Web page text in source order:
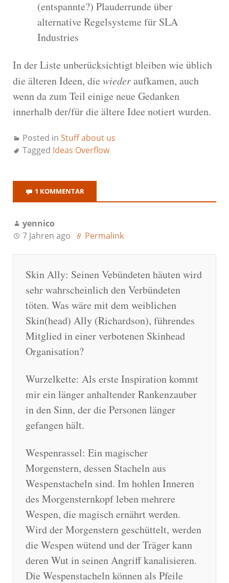
(entspannte?) Plauderrunde über
alternative Regelsysteme für SLA
Industries
In der Liste unberücksichtigt bleiben wie üblich
die älteren Ideen, die wiederaufkamen, auch
wenn da zum Teil einige neue Gedanken
innerhalb der/für die ältere Idee notiert wurden.
Posted in Stuff about us
Tagged Ideas Overflow
1 KOMMENTAR
yennico
7 Jahren ago
Permalink
Skin Ally: Seinen Vebündeten häuten wird
sehr wahrscheinlich den Verbündeten
töten. Was wäre mit dem weiblichen
Skin(head) Ally (Richardson), führendes
Mitglied in einer verbotenen Skinhead
Organisation?
Wurzelkette: Als erste Inspiration kommt
mir ein länger anhaltender Rankenzauber
in den Sinn, der die Personen länger
gefangen hält.
Wespenrassel: Ein magischer
Morgenstern, dessen Stacheln aus
Wespenstacheln sind. Im hohlen Inneren
des Morgensternkopf leben mehrere
Wespen, die magisch ernährt werden.
Wird der Morgenstern geschüttelt, werden
die Wespen wütend und der Träger kann
deren Wut in seinen Angriff kanalisieren.
Die Wespenstacheln können als Pfeile